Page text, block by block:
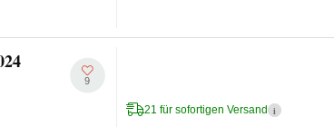
9
21 für sofortigen Versand i